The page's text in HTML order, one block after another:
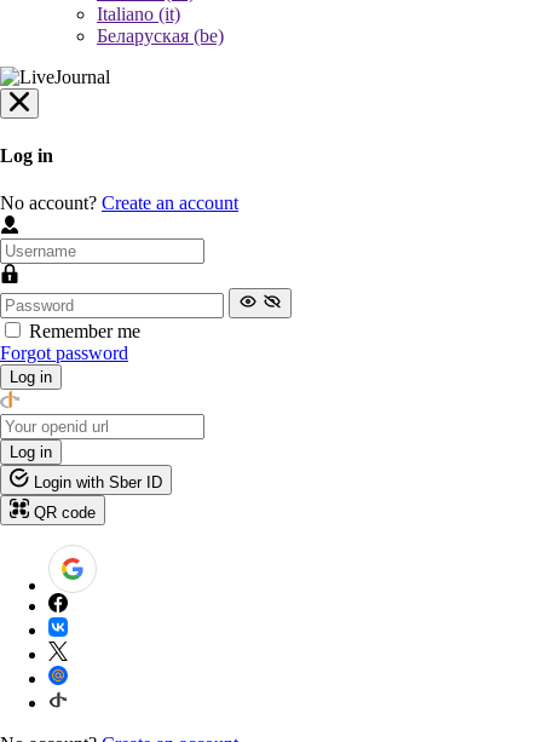
Italiano (it)
Беларуская (be)
Log in
No account? Create an account
Remember me
Forgot password
Log in
Log in
Login with Sber ID
QR code